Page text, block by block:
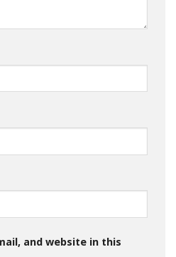
and website in this